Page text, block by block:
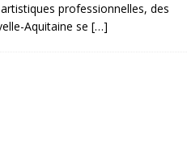
professionnelles, des
Aquitaine se […]